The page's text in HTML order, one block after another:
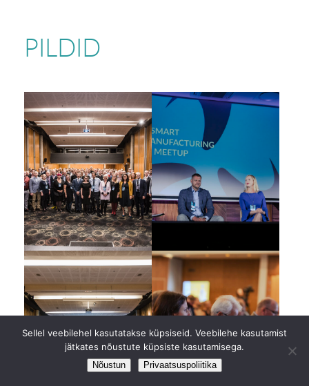
PILDID
Sellel veebilehel kasutatakse küpsiseid. Veebilehe kasutamist
jätkates nõustute küpsiste kasutamisega.
Nõustun Privaatsuspoliitika